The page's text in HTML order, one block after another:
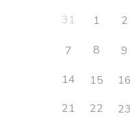
31 1 2
7
8 9
14
15 16
21
22 23